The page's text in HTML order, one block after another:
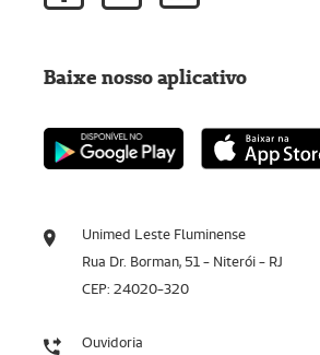
Unimed Leste Fluminense
Rua Dr. Borman, 51 - Niterói - RJ
CEP: 24020-320
Ouvidoria
Baixe nosso aplicativo